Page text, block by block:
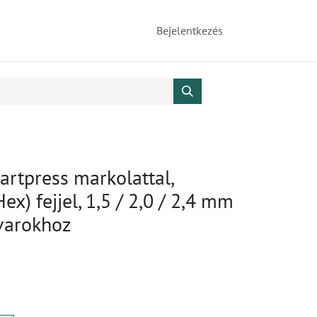
Bejelentkezés
markolattal,
fejjel, 1,5 / 2,0 / 2,4 mm